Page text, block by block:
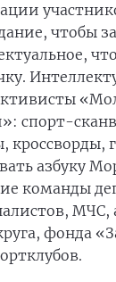
чтобы
спорт-
кроссворды,
азбуку
команды
МЧС,
фонда